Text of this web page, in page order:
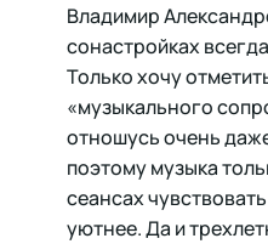
Владимир
сонастройках
Только хочу
«музыкального
отношусь очень
поэтому музыка
сеансах
уютнее. Да и